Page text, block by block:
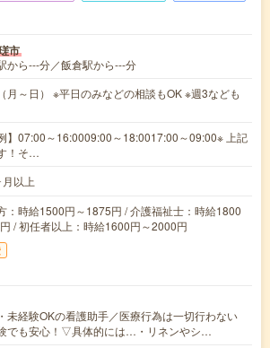
市
から---分／飯倉駅から---分
月～日） ※平日のみなどの相談もOK ※週3なども
】07:00～16:0009:00～18:0017:00～09:00※ 上記
！そ…
以上
：時給1500円～1875円 / 介護福祉士：時給1800
/ 初任者以上：時給1600円～2000円
未経験OKの看護助手／医療行為は一切行わない
でも安心！▽具体的には…・リネンやシ…